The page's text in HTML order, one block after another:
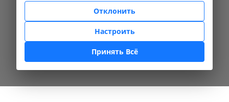
Отклонить
Настроить
Принять Всё